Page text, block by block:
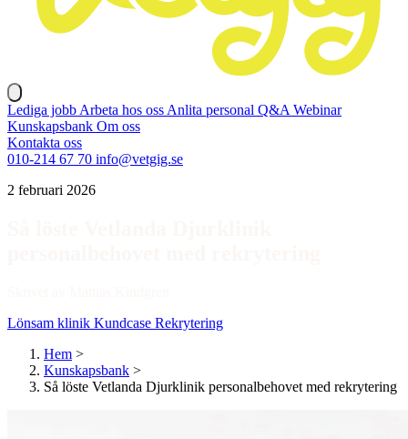
Lediga jobb Arbeta hos oss Anlita personal Q&A Webinar
Kunskapsbank Om oss
Kontakta oss
010-214 67 70 info@vetgig.se
2 februari 2026
Lönsam klinik Kundcase Rekrytering
Hem >
Kunskapsbank >
Så löste Vetlanda Djurklinik personalbehovet med rekrytering